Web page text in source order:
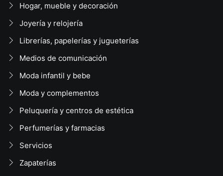
Hogar, mueble y decoración
Joyería y relojería
Librerías, papelerías y jugueterías
Medios de comunicación
Moda infantil y bebe
Moda y complementos
Peluquería y centros de estética
Perfumerías y farmacias
Servicios
Zapaterías